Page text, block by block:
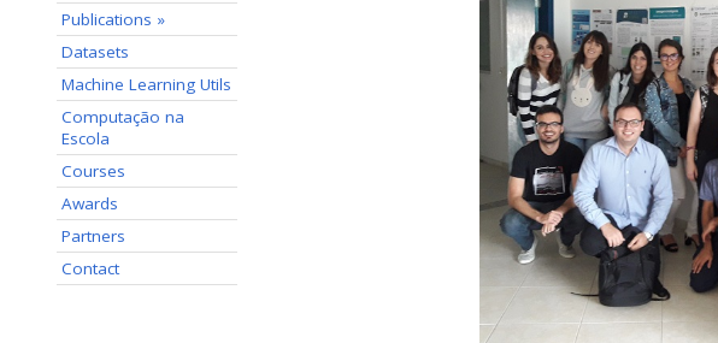
Publications »
Datasets
Machine Learning Utils
Computação na
Escola
Courses
Awards
Partners
Contact